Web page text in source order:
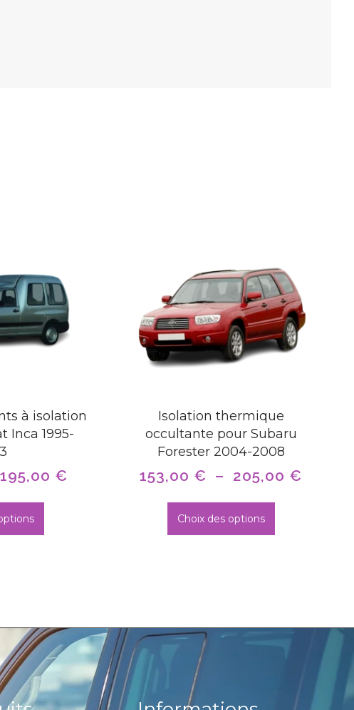
à isolation
Inca 1995-
195,00 €
Isolation thermique
occultante pour Subaru
Forester 2004-2008
153,00 € – 205,00 €
Choix des options